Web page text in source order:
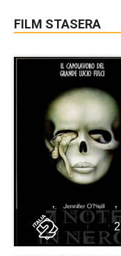
FILM STASERA